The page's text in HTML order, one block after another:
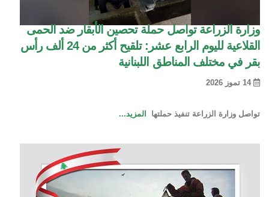
وزارة الزراعة تواصل حملة تحصين الأبقار ضد الحمى
القلاعية لليوم الرابع عشر: تلقيح أكثر من 24 ألف رأس
بقر في مختلف المناطق اللبنانية
تواصل وزارة الزراعة تنفيذ حملتها المزيد...